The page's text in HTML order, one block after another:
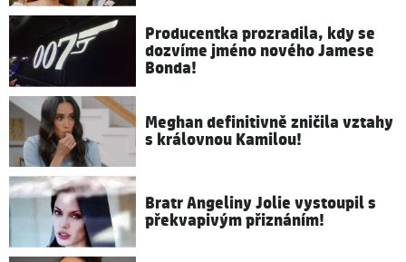
Producentka prozradila, kdy se
dozvíme jméno nového Jamese
Bonda!
Meghan definitivně zničila vztahy
s královnou Kamilou!
Bratr Angeliny Jolie vystoupil s
překvapivým přiznáním!